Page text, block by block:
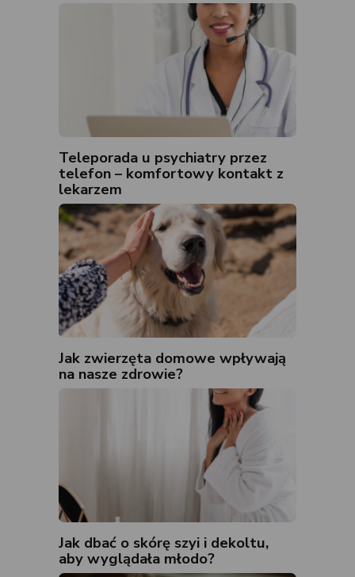
Teleporada u psychiatry przez
telefon – komfortowy kontakt z
lekarzem
Jak zwierzęta domowe wpływają
na nasze zdrowie?
Jak dbać o skórę szyi i dekoltu,
aby wyglądała młodo?